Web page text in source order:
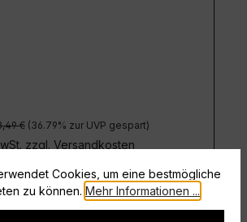
Preis:
€ (36.79% zur UVP gespart)
zzgl. Versandkosten
Details
Cookies, um eine bestmögliche
zu können. Mehr Informationen ...